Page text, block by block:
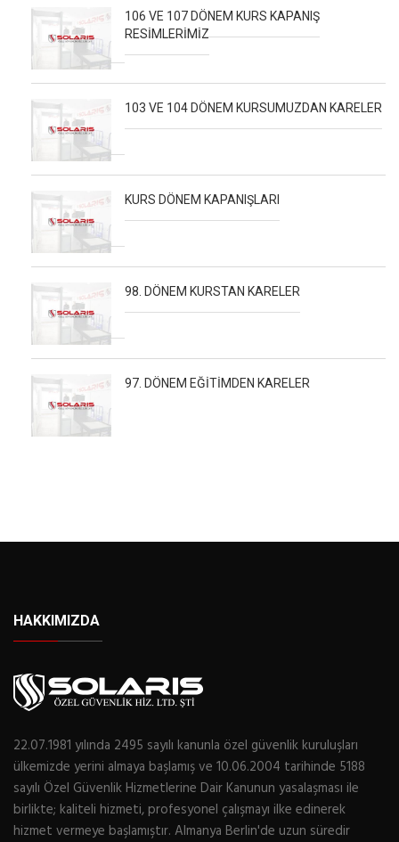
106 VE 107 DÖNEM KURS KAPANIŞ
RESİMLERİMİZ
103 VE 104 DÖNEM KURSUMUZDAN KARELER
KURS DÖNEM KAPANIŞLARI
98. DÖNEM KURSTAN KARELER
97. DÖNEM EĞİTİMDEN KARELER
HAKKIMIZDA
22.07.1981 yılında 2495 sayılı kanunla özel güvenlik kuruluşları
ülkemizde yerini almaya başlamış ve 10.06.2004 tarihinde 5188
sayılı Özel Güvenlik Hizmetlerine Dair Kanunun yasalaşması ile
birlikte; kaliteli hizmeti, profesyonel çalışmayı ilke edinerek
hizmet vermeye başlamıştır. Almanya Berlin'de uzun süredir